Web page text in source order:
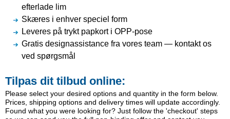
efterlade lim
Skæres i enhver speciel form
Leveres på trykt papkort i OPP-pose
Gratis designassistance fra vores team — kontakt os
ved spørgsmål
Tilpas dit tilbud online:
Please select your desired options and quantity in the form below.
Prices, shipping options and delivery times will update accordingly.
Found what you were looking for? Just follow the 'checkout' steps